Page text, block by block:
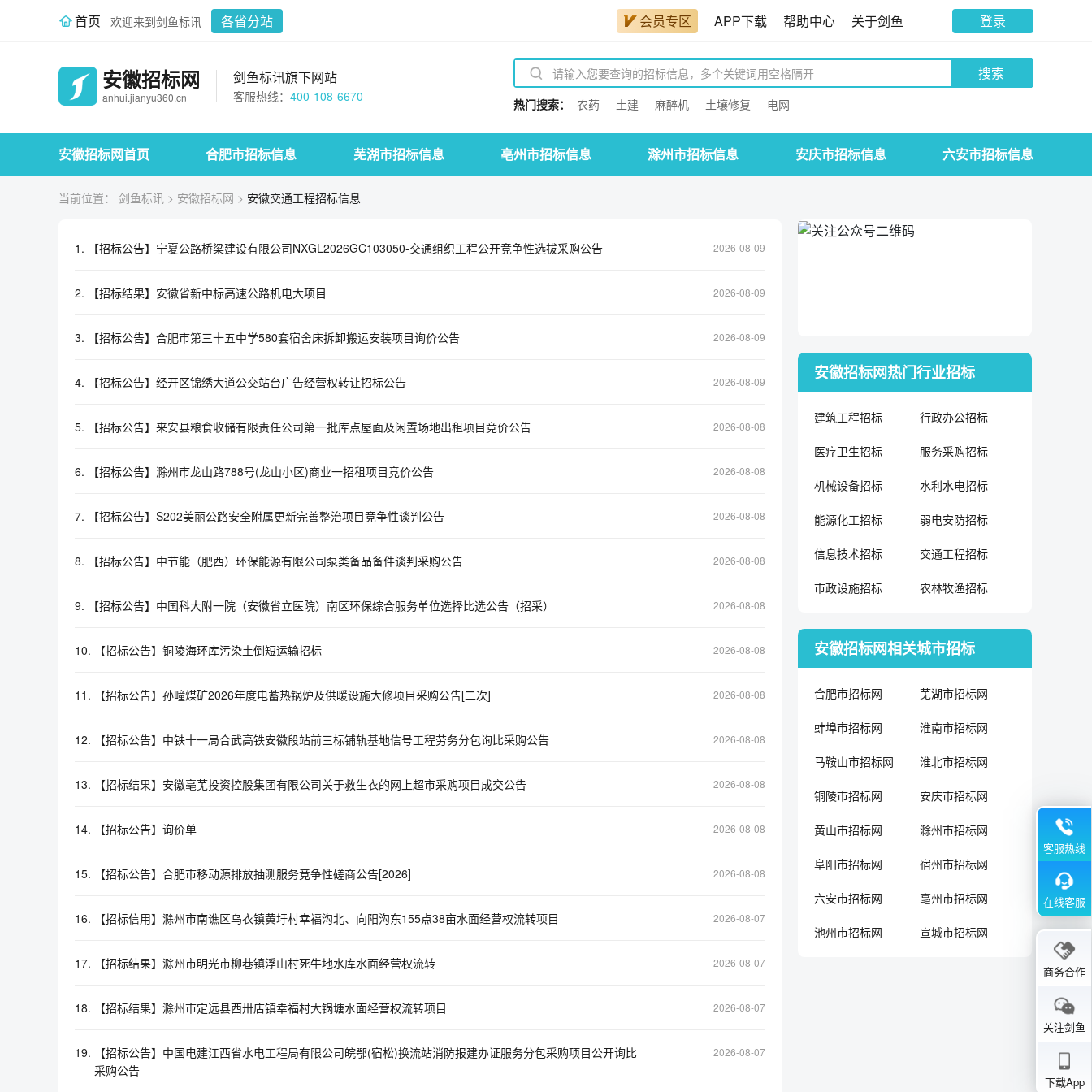
首页 欢迎来到剑鱼标讯 各省分站 会员专区 APP下载 帮助中心 关于剑鱼 登录
安徽招标网
anhui.jianyu360.cn
剑鱼标讯旗下网站
客服热线： 400-108-6670
搜索
热门搜索： 农药 土建 麻醉机 土壤修复 电网
安徽招标网首页 合肥市招标信息 芜湖市招标信息 亳州市招标信息 滁州市招标信息 安庆市招标信息 六安市招标信息
当前位置： 剑鱼标讯 > 安徽招标网 > 安徽交通工程招标信息
1. 【招标公告】宁夏公路桥梁建设有限公司NXGL2026GC103050-交通组织工程公开竞争性选拔采购公告 2026-08-09
2. 【招标结果】安徽省新中标高速公路机电大项目 2026-08-09
3. 【招标公告】合肥市第三十五中学580套宿舍床拆卸搬运安装项目询价公告 2026-08-09
4. 【招标公告】经开区锦绣大道公交站台广告经营权转让招标公告 2026-08-09
5. 【招标公告】来安县粮食收储有限责任公司第一批库点屋面及闲置场地出租项目竞价公告 2026-08-08
6. 【招标公告】滁州市龙山路788号(龙山小区)商业一招租项目竞价公告 2026-08-08
7. 【招标公告】S202美丽公路安全附属更新完善整治项目竞争性谈判公告 2026-08-08
8. 【招标公告】中节能（肥西）环保能源有限公司泵类备品备件谈判采购公告 2026-08-08
9. 【招标公告】中国科大附一院（安徽省立医院）南区环保综合服务单位选择比选公告（招采） 2026-08-08
10. 【招标公告】铜陵海环库污染土倒短运输招标 2026-08-08
11. 【招标公告】孙疃煤矿2026年度电蓄热锅炉及供暖设施大修项目采购公告[二次] 2026-08-08
12. 【招标公告】中铁十一局合武高铁安徽段站前三标铺轨基地信号工程劳务分包询比采购公告 2026-08-08
13. 【招标结果】安徽亳芜投资控股集团有限公司关于救生衣的网上超市采购项目成交公告 2026-08-08
14. 【招标公告】询价单 2026-08-08
15. 【招标公告】合肥市移动源排放抽测服务竞争性磋商公告[2026] 2026-08-08
16. 【招标信用】滁州市南谯区乌衣镇黄圩村幸福沟北、向阳沟东155点38亩水面经营权流转项目 2026-08-07
17. 【招标结果】滁州市明光市柳巷镇浮山村死牛地水库水面经营权流转 2026-08-07
18. 【招标结果】滁州市定远县西卅店镇幸福村大锅塘水面经营权流转项目 2026-08-07
19.
【招标公告】中国电建江西省水电工程局有限公司皖鄂(宿松)换流站消防报建办证服务分包采购项目公开询比
采购公告
2026-08-07
安徽招标网热门行业招标
建筑工程招标 行政办公招标
医疗卫生招标 服务采购招标
机械设备招标 水利水电招标
能源化工招标 弱电安防招标
信息技术招标 交通工程招标
市政设施招标 农林牧渔招标
安徽招标网相关城市招标
合肥市招标网 芜湖市招标网
蚌埠市招标网 淮南市招标网
马鞍山市招标网 淮北市招标网
铜陵市招标网 安庆市招标网
黄山市招标网 滁州市招标网
阜阳市招标网 宿州市招标网
六安市招标网 亳州市招标网
池州市招标网 宣城市招标网
客服热线
在线客服
商务合作
关注剑鱼
下载App